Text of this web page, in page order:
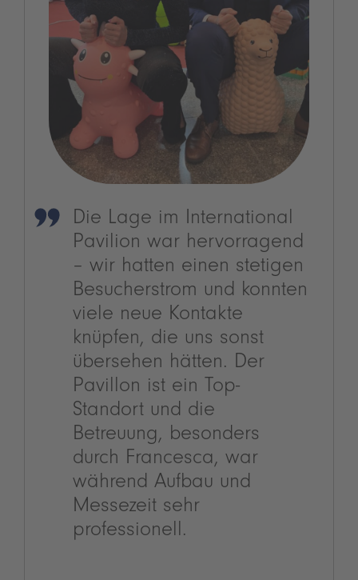
Die Lage im International
Pavilion war hervorragend
– wir hatten einen stetigen
Besucherstrom und konnten
viele neue Kontakte
knüpfen, die uns sonst
übersehen hätten. Der
Pavillon ist ein Top-
Standort und die
Betreuung, besonders
durch Francesca, war
während Aufbau und
Messezeit sehr
professionell.